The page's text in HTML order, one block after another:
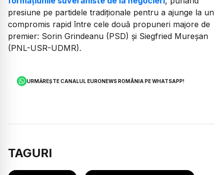
presiune pe partidele tradiționale pentru a ajunge la un
compromis rapid între cele două propuneri majore de
premier: Sorin Grindeanu (PSD) și Siegfried Mureșan
(PNL-USR-UDMR).
URMĂREȘTE CANALUL EURONEWS ROMÂNIA PE WHATSAPP!
TAGURI